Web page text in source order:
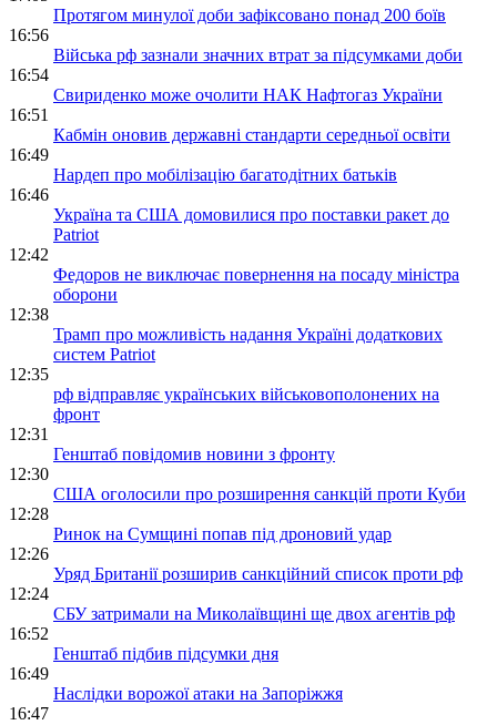
Протягом минулої доби зафіксовано понад 200 боїв
16:56
Війська рф зазнали значних втрат за підсумками доби
16:54
Свириденко може очолити НАК Нафтогаз України
16:51
Кабмін оновив державні стандарти середньої освіти
16:49
Нардеп про мобілізацію багатодітних батьків
16:46
Україна та США домовилися про поставки ракет до
Patriot
12:42
Федоров не виключає повернення на посаду міністра
оборони
12:38
Трамп про можливість надання Україні додаткових
систем Patriot
12:35
рф відправляє українських військовополонених на
фронт
12:31
Генштаб повідомив новини з фронту
12:30
США оголосили про розширення санкцій проти Куби
12:28
Ринок на Сумщині попав під дроновий удар
12:26
Уряд Британії розширив санкційний список проти рф
12:24
СБУ затримали на Миколаївщині ще двох агентів рф
16:52
Генштаб підбив підсумки дня
16:49
Наслідки ворожої атаки на Запоріжжя
16:47